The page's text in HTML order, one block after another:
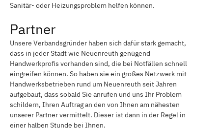
Sanitär- oder Heizungsproblem helfen können.
Partner
Unsere Verbandsgründer haben sich dafür stark gemacht,
dass in jeder Stadt wie Neuenreuth genügend
Handwerkprofis vorhanden sind, die bei Notfällen schnell
eingreifen können. So haben sie ein großes Netzwerk mit
Handwerksbetrieben rund um Neuenreuth seit Jahren
aufgebaut, dass sobald Sie anrufen und uns Ihr Problem
schildern, Ihren Auftrag an den von Ihnen am nähesten
unserer Partner vermittelt. Dieser ist dann in der Regel in
einer halben Stunde bei Ihnen.